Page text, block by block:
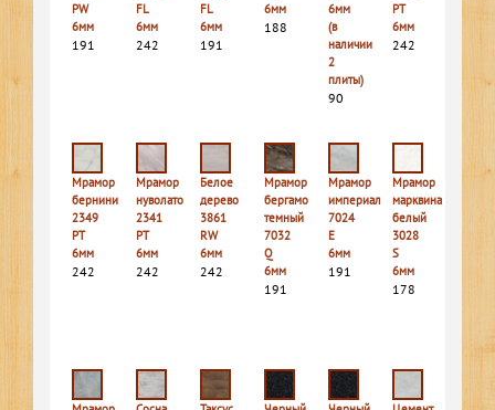
PW
6мм
191
FL
6мм
242
FL
6мм
191
6мм
188
6мм
(в
наличии
2
плиты)
90
PT
6мм
242
Мрамор
бернини
2349
PT
6мм
242
Мрамор
нуволато
2341
PT
6мм
242
Белое
дерево
3861
RW
6мм
242
Мрамор
бергамо
темный
7032
Q
6мм
191
Мрамор
империал
7024
E
6мм
191
Мрамор
марквина
белый
3028
S
6мм
178